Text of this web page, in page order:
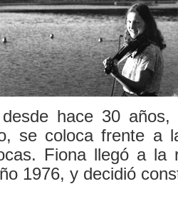
hace 30 años,
se coloca frente a
Fiona llegó a la
1976, y decidió